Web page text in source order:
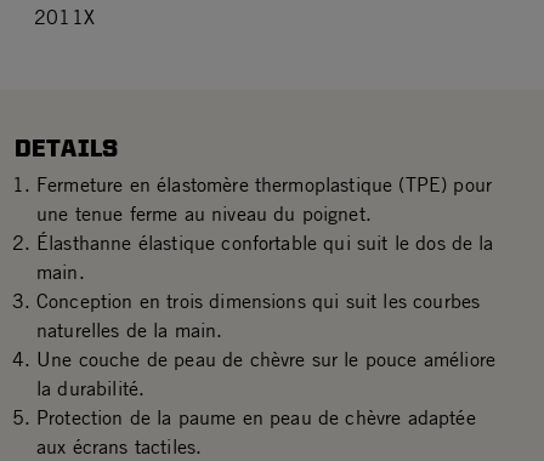
2011X
DETAILS
Fermeture en élastomère thermoplastique (TPE) pour
une tenue ferme au niveau du poignet.
Élasthanne élastique confortable qui suit le dos de la
main.
Conception en trois dimensions qui suit les courbes
naturelles de la main.
Une couche de peau de chèvre sur le pouce améliore
la durabilité.
Protection de la paume en peau de chèvre adaptée
aux écrans tactiles.